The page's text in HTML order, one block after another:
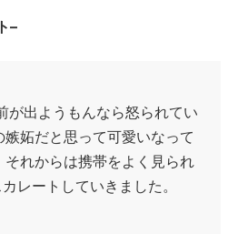
–
が出ようもんなら怒られてい
妬だと思って可愛いなって
れからは携帯をよく見られ
レートしていきました。